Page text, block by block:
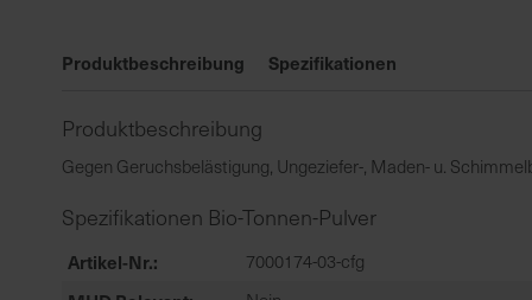
der
springen
Produktbeschreibung Spezifikationen
Produktbeschreibung
Gegen Geruchsbelästigung, Ungeziefer-, Maden- u.
Spezifikationen Bio-Tonnen-Pulver
Artikel-Nr. 7000174-03-cfg